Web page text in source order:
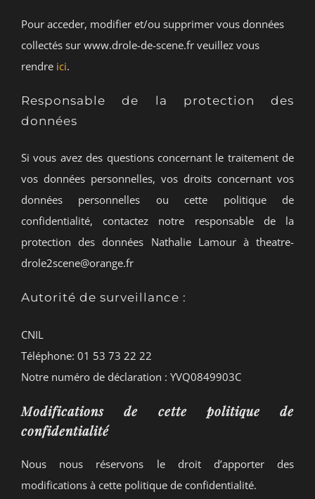
Pour acceder, modifier et/ou supprimer vous données
collectés sur www.drole-de-scene.fr veuillez vous
rendre ici.
Responsable de la protection des
données
Si vous avez des questions concernant le traitement de
vos données personnelles, vos droits concernant vos
données personnelles ou cette politique de
confidentialité, contactez notre responsable de la
protection des données Nathalie Lamour à theatre-
drole2scene@orange.fr
Autorité de surveillance :
CNIL
Téléphone: 01 53 73 22 22
Notre numéro de déclaration : YVQ0849903C
Modifications de cette politique de
confidentialité
Nous nous réservons le droit d’apporter des
modifications à cette politique de confidentialité.